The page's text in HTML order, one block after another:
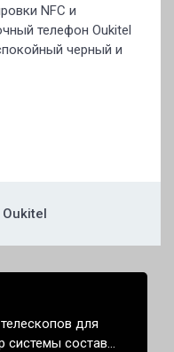
NFC и
телефон Oukitel
черный и
Oukitel
для
составит